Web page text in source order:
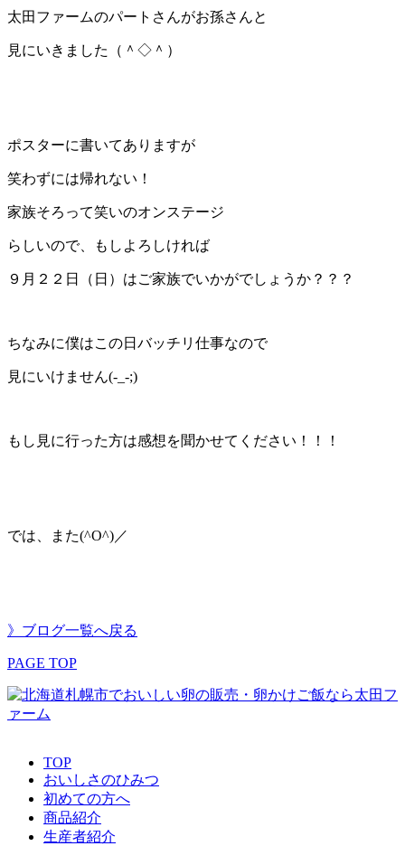
太田ファームのパートさんがお孫さんと
見にいきました（＾◇＾）
ポスターに書いてありますが
笑わずには帰れない！
家族そろって笑いのオンステージ
らしいので、もしよろしければ
９月２２日（日）はご家族でいかがでしょうか？？？
ちなみに僕はこの日バッチリ仕事なので
見にいけません(-_-;)
もし見に行った方は感想を聞かせてください！！！
では、また(^O^)／
》ブログ一覧へ戻る
PAGE TOP
TOP
おいしさのひみつ
初めての方へ
商品紹介
生産者紹介